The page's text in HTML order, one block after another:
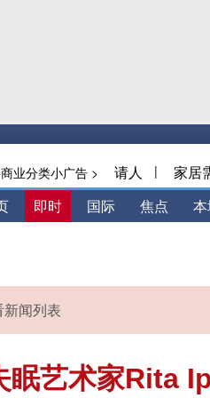
业分类小广告 > 请人 | 家居
即时 国际 焦点
新闻列表
眠艺术家Rita